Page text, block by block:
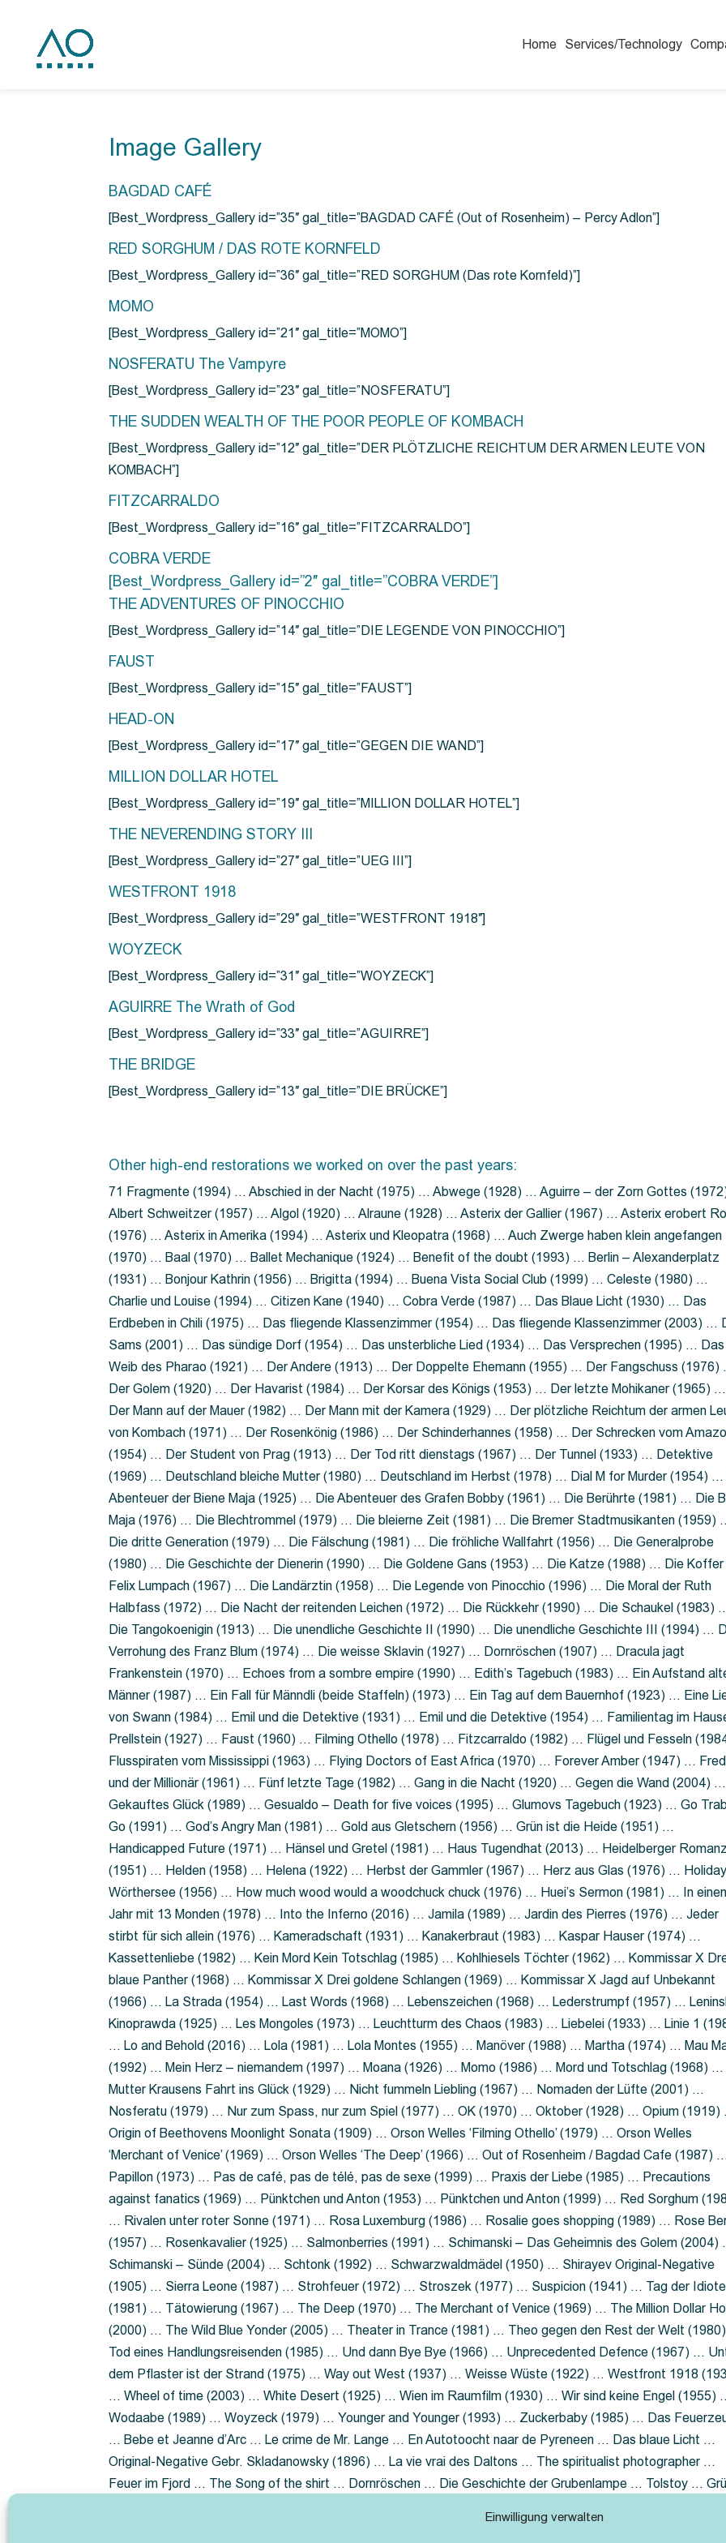
Einwilligung verwalten
Home Services/Technology
Image Gallery
BAGDAD CAFÉ
[Best_Wordpress_Gallery id=”35″ gal_title=”BAGDAD CAFÉ (Out of Rosenheim) – Percy Adlon”]
RED SORGHUM / DAS ROTE KORNFELD
[Best_Wordpress_Gallery id=”36″ gal_title=”RED SORGHUM (Das rote Kornfeld)”]
MOMO
[Best_Wordpress_Gallery id=”21″ gal_title=”MOMO”]
NOSFERATU The Vampyre
[Best_Wordpress_Gallery id=”23″ gal_title=”NOSFERATU”]
THE SUDDEN WEALTH OF THE POOR PEOPLE OF KOMBACH
[Best_Wordpress_Gallery id=”12″ gal_title=”DER PLÖTZLICHE REICHTUM DER ARMEN LEUTE VON
KOMBACH”]
FITZCARRALDO
[Best_Wordpress_Gallery id=”16″ gal_title=”FITZCARRALDO”]
COBRA VERDE
[Best_Wordpress_Gallery id=”2″ gal_title=”COBRA VERDE”]
THE ADVENTURES OF PINOCCHIO
[Best_Wordpress_Gallery id=”14″ gal_title=”DIE LEGENDE VON PINOCCHIO”]
FAUST
[Best_Wordpress_Gallery id=”15″ gal_title=”FAUST”]
HEAD-ON
[Best_Wordpress_Gallery id=”17″ gal_title=”GEGEN DIE WAND”]
MILLION DOLLAR HOTEL
[Best_Wordpress_Gallery id=”19″ gal_title=”MILLION DOLLAR HOTEL”]
THE NEVERENDING STORY III
[Best_Wordpress_Gallery id=”27″ gal_title=”UEG III”]
WESTFRONT 1918
[Best_Wordpress_Gallery id=”29″ gal_title=”WESTFRONT 1918″]
WOYZECK
[Best_Wordpress_Gallery id=”31″ gal_title=”WOYZECK”]
AGUIRRE The Wrath of God
[Best_Wordpress_Gallery id=”33″ gal_title=”AGUIRRE”]
THE BRIDGE
[Best_Wordpress_Gallery id=”13″ gal_title=”DIE BRÜCKE”]
Other high-end restorations we worked on over the past years:
71 Fragmente (1994) … Abschied in der Nacht (1975) … Abwege (1928) … Aguirre – der Zorn Gottes
Albert Schweitzer (1957) … Algol (1920) … Alraune (1928) … Asterix der Gallier (1967) … Asterix erobert
(1976) … Asterix in Amerika (1994) … Asterix und Kleopatra (1968) … Auch Zwerge haben klein angefangen
(1970) … Baal (1970) … Ballet Mechanique (1924) … Benefit of the doubt (1993) … Berlin – Alexanderplatz
(1931) … Bonjour Kathrin (1956) … Brigitta (1994) … Buena Vista Social Club (1999) … Celeste (1980) …
Charlie und Louise (1994) … Citizen Kane (1940) … Cobra Verde (1987) … Das Blaue Licht (1930) … Das
Erdbeben in Chili (1975) … Das fliegende Klassenzimmer (1954) … Das fliegende Klassenzimmer (2003) …
Sams (2001) … Das sündige Dorf (1954) … Das unsterbliche Lied (1934) … Das Versprechen (1995) … Das
Weib des Pharao (1921) … Der Andere (1913) … Der Doppelte Ehemann (1955) … Der Fangschuss (1976)
Der Golem (1920) … Der Havarist (1984) … Der Korsar des Königs (1953) … Der letzte Mohikaner (1965) …
Der Mann auf der Mauer (1982) … Der Mann mit der Kamera (1929) … Der plötzliche Reichtum der armen
von Kombach (1971) … Der Rosenkönig (1986) … Der Schinderhannes (1958) … Der Schrecken vom
(1954) … Der Student von Prag (1913) … Der Tod ritt dienstags (1967) … Der Tunnel (1933) … Detektive
(1969) … Deutschland bleiche Mutter (1980) … Deutschland im Herbst (1978) … Dial M for Murder (1954) …
Abenteuer der Biene Maja (1925) … Die Abenteuer des Grafen Bobby (1961) … Die Berührte (1981) … Die
Maja (1976) … Die Blechtrommel (1979) … Die bleierne Zeit (1981) … Die Bremer Stadtmusikanten (1959)
Die dritte Generation (1979) … Die Fälschung (1981) … Die fröhliche Wallfahrt (1956) … Die Generalprobe
(1980) … Die Geschichte der Dienerin (1990) … Die Goldene Gans (1953) … Die Katze (1988) … Die Koffer
Felix Lumpach (1967) … Die Landärztin (1958) … Die Legende von Pinocchio (1996) … Die Moral der Ruth
Halbfass (1972) … Die Nacht der reitenden Leichen (1972) … Die Rückkehr (1990) … Die Schaukel (1983)
Die Tangokoenigin (1913) … Die unendliche Geschichte II (1990) … Die unendliche Geschichte III (1994) …
Verrohung des Franz Blum (1974) … Die weisse Sklavin (1927) … Dornröschen (1907) … Dracula jagt
Frankenstein (1970) … Echoes from a sombre empire (1990) … Edith’s Tagebuch (1983) … Ein Aufstand
Männer (1987) … Ein Fall für Männdli (beide Staffeln) (1973) … Ein Tag auf dem Bauernhof (1923) … Eine
von Swann (1984) … Emil und die Detektive (1931) … Emil und die Detektive (1954) … Familientag im
Prellstein (1927) … Faust (1960) … Filming Othello (1978) … Fitzcarraldo (1982) … Flügel und Fesseln
Flusspiraten vom Mississippi (1963) … Flying Doctors of East Africa (1970) … Forever Amber (1947) …
und der Millionär (1961) … Fünf letzte Tage (1982) … Gang in die Nacht (1920) … Gegen die Wand (2004) …
Gekauftes Glück (1989) … Gesualdo – Death for five voices (1995) … Glumovs Tagebuch (1923) … Go
Go (1991) … God’s Angry Man (1981) … Gold aus Gletschern (1956) … Grün ist die Heide (1951) …
Handicapped Future (1971) … Hänsel und Gretel (1981) … Haus Tugendhat (2013) … Heidelberger
(1951) … Helden (1958) … Helena (1922) … Herbst der Gammler (1967) … Herz aus Glas (1976) …
Wörthersee (1956) … How much wood would a woodchuck chuck (1976) … Huei’s Sermon (1981) … In
Jahr mit 13 Monden (1978) … Into the Inferno (2016) … Jamila (1989) … Jardin des Pierres (1976) … Jeder
stirbt für sich allein (1976) … Kameradschaft (1931) … Kanakerbraut (1983) … Kaspar Hauser (1974) …
Kassettenliebe (1982) … Kein Mord Kein Totschlag (1985) … Kohlhiesels Töchter (1962) … Kommissar X
blaue Panther (1968) … Kommissar X Drei goldene Schlangen (1969) … Kommissar X Jagd auf Unbekannt
(1966) … La Strada (1954) … Last Words (1968) … Lebenszeichen (1968) … Lederstrumpf (1957) …
Kinoprawda (1925) … Les Mongoles (1973) … Leuchtturm des Chaos (1983) … Liebelei (1933) … Linie 1
… Lo and Behold (2016) … Lola (1981) … Lola Montes (1955) … Manöver (1988) … Martha (1974) … Mau
(1992) … Mein Herz – niemandem (1997) … Moana (1926) … Momo (1986) … Mord und Totschlag (1968) …
Mutter Krausens Fahrt ins Glück (1929) … Nicht fummeln Liebling (1967) … Nomaden der Lüfte (2001) …
Nosferatu (1979) … Nur zum Spass, nur zum Spiel (1977) … OK (1970) … Oktober (1928) … Opium (1919)
Origin of Beethovens Moonlight Sonata (1909) … Orson Welles ‘Filming Othello’ (1979) … Orson Welles
‘Merchant of Venice’ (1969) … Orson Welles ‘The Deep’ (1966) … Out of Rosenheim / Bagdad Cafe (1987) …
Papillon (1973) … Pas de café, pas de télé, pas de sexe (1999) … Praxis der Liebe (1985) … Precautions
against fanatics (1969) … Pünktchen und Anton (1953) … Pünktchen und Anton (1999) … Red Sorghum
… Rivalen unter roter Sonne (1971) … Rosa Luxemburg (1986) … Rosalie goes shopping (1989) … Rose
(1957) … Rosenkavalier (1925) … Salmonberries (1991) … Schimanski – Das Geheimnis des Golem (2004)
Schimanski – Sünde (2004) … Schtonk (1992) … Schwarzwaldmädel (1950) … Shirayev Original-Negative
(1905) … Sierra Leone (1987) … Strohfeuer (1972) … Stroszek (1977) … Suspicion (1941) … Tag der
(1981) … Tätowierung (1967) … The Deep (1970) … The Merchant of Venice (1969) … The Million Dollar
(2000) … The Wild Blue Yonder (2005) … Theater in Trance (1981) … Theo gegen den Rest der Welt
Tod eines Handlungsreisenden (1985) … Und dann Bye Bye (1966) … Unprecedented Defence (1967) …
dem Pflaster ist der Strand (1975) … Way out West (1937) … Weisse Wüste (1922) … Westfront 1918
… Wheel of time (2003) … White Desert (1925) … Wien im Raumfilm (1930) … Wir sind keine Engel (1955)
Wodaabe (1989) … Woyzeck (1979) … Younger and Younger (1993) … Zuckerbaby (1985) … Das
… Bebe et Jeanne d’Arc … Le crime de Mr. Lange … En Autotoocht naar de Pyreneen … Das blaue Licht …
Original-Negative Gebr. Skladanowsky (1896) … La vie vrai des Daltons … The spiritualist photographer …
Feuer im Fjord … The Song of the shirt … Dornröschen … Die Geschichte der Grubenlampe … Tolstoy …